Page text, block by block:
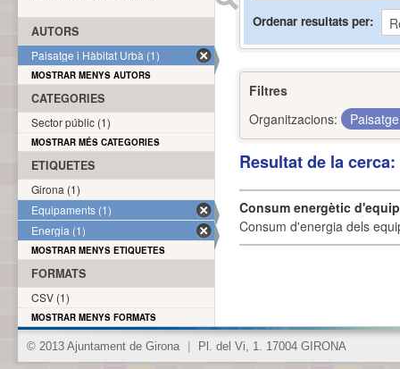
Ordenar resultats per
Filtres
Organitzacions:
Resultat de la
Consum energètic
Consum d'energia dels
AUTORS
Paisatge i Hàbitat Urbà (1)
MOSTRAR MENYS AUTORS
CATEGORIES
Sector públic (1)
MOSTRAR MÉS CATEGORIES
ETIQUETES
Girona (1)
Equipaments (1)
Energia (1)
MOSTRAR MENYS ETIQUETES
FORMATS
CSV (1)
MOSTRAR MENYS FORMATS
© 2013 Ajuntament de Girona Pl. del Vi, 1. 17004 GIRONA